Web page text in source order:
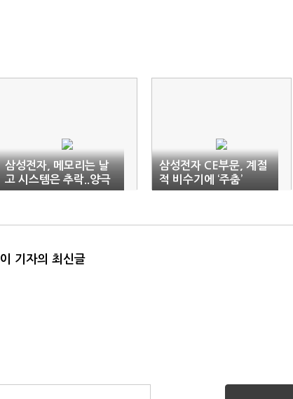
삼성전자, 메모리는 날
고 시스템은 추락..양극
화 심화
삼성전자 CE부문, 계절
적 비수기에 ‘주춤’
이 기자의 최신글